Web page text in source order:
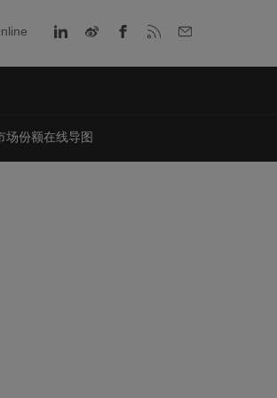
场份额在线导图